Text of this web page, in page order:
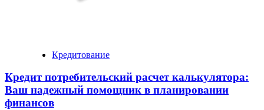
Кредитование
Кредит потребительский расчет калькулятора:
Ваш надежный помощник в планировании
финансов